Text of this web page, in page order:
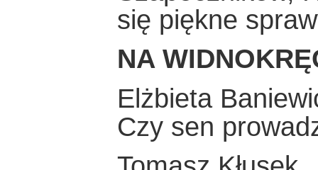
się piękne
NA
Elżbieta
Czy sen